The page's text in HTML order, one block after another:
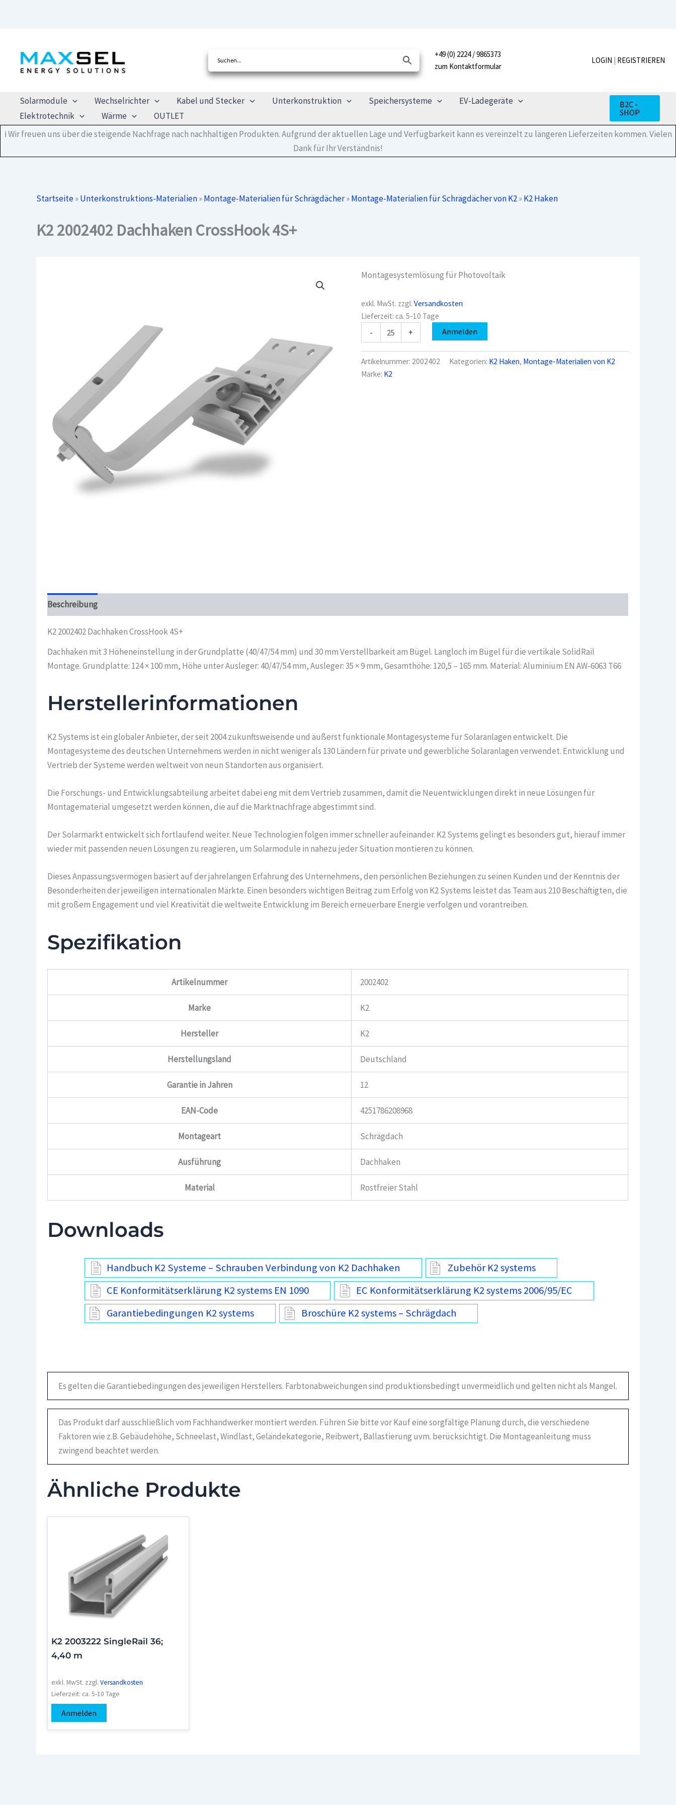
Inhalt
springen
+49 (0) 2224 / 9865373
zum Kontaktformular
LOGIN | REGISTRIEREN
Solarmodule Wechselrichter Kabel und Stecker Unterkonstruktion Speichersysteme
EV-Ladegeräte
Elektrotechnik
Wärme OUTLET
B2C -
SHOP
ℹ️ Wir freuen uns über die steigende Nachfrage nach nachhaltigen Produkten. Aufgrund der aktuellen Lage und Verfügbarkeit kann es vereinzelt zu längeren Lieferzeiten kommen. Vielen
Dank für Ihr Verständnis!
Startseite»Unterkonstruktions-Materialien»Montage-Materialien für Schrägdächer»Montage-Materialien für Schrägdächer von K2»K2 Haken
K2 2002402 Dachhaken CrossHook 4S+
Montagesystemlösung für Photovoltaik
exkl. MwSt. zzgl.Versandkosten
Lieferzeit:ca. 5-10 Tage
-
2002402
CrossHook
4S+
Menge
+ Anmelden
Artikelnummer: 2002402 Kategorien: K2 Haken, Montage-Materialien von K2
Marke: K2
Beschreibung
K2 2002402 Dachhaken CrossHook 4S+
Dachhaken mit 3 Höheneinstellung in der Grundplatte (40/47/54 mm) und 30 mm Verstellbarkeit am Bügel. Langloch im Bügel für die vertikale SolidRail
Montage. Grundplatte: 124 × 100 mm, Höhe unter Ausleger: 40/47/54 mm, Ausleger: 35 × 9 mm, Gesamthöhe: 120,5 – 165 mm. Material: Aluminium EN AW-6063 T66
Herstellerinformationen
K2 Systems ist ein globaler Anbieter, der seit 2004 zukunftsweisende und äußerst funktionale Montagesysteme für Solaranlagen entwickelt. Die
Montagesysteme des deutschen Unternehmens werden in nicht weniger als 130 Ländern für private und gewerbliche Solaranlagen verwendet. Entwicklung und
Vertrieb der Systeme werden weltweit von neun Standorten aus organisiert.
Die Forschungs- und Entwicklungsabteilung arbeitet dabei eng mit dem Vertrieb zusammen, damit die Neuentwicklungen direkt in neue Lösungen für
Montagematerial umgesetzt werden können, die auf die Marktnachfrage abgestimmt sind.
Der Solarmarkt entwickelt sich fortlaufend weiter. Neue Technologien folgen immer schneller aufeinander. K2 Systems gelingt es besonders gut, hierauf immer
wieder mit passenden neuen Lösungen zu reagieren, um Solarmodule in nahezu jeder Situation montieren zu können.
Dieses Anpassungsvermögen basiert auf der jahrelangen Erfahrung des Unternehmens, den persönlichen Beziehungen zu seinen Kunden und der Kenntnis der
Besonderheiten der jeweiligen internationalen Märkte. Einen besonders wichtigen Beitrag zum Erfolg von K2 Systems leistet das Team aus 210 Beschäftigten, die
mit großem Engagement und viel Kreativität die weltweite Entwicklung im Bereich erneuerbare Energie verfolgen und vorantreiben.
Spezifikation
Artikelnummer 2002402
Marke K2
Hersteller K2
Herstellungsland Deutschland
Garantie in Jahren 12
EAN-Code 4251786208968
Montageart Schrägdach
Ausführung Dachhaken
Material Rostfreier Stahl
Downloads
Handbuch K2 Systeme – Schrauben Verbindung von K2 Dachhaken
Zubehör K2 systems
CE Konformitätserklärung K2 systems EN 1090
EC Konformitätserklärung K2 systems 2006/95/EC
Garantiebedingungen K2 systems
Broschüre K2 systems – Schrägdach
Es gelten die Garantiebedingungen des jeweiligen Herstellers. Farbtonabweichungen sind produktionsbedingt unvermeidlich und gelten nicht als Mangel.
Das Produkt darf ausschließlich vom Fachhandwerker montiert werden. Führen Sie bitte vor Kauf eine sorgfältige Planung durch, die verschiedene
Faktoren wie z.B. Gebäudehöhe, Schneelast, Windlast, Geländekategorie, Reibwert, Ballastierung uvm. berücksichtigt. Die Montageanleitung muss
zwingend beachtet werden.
Ähnliche Produkte
K2 2003222 SingleRail 36;
4,40 m
exkl. MwSt. zzgl.Versandkosten
Lieferzeit: ca. 5-10 Tage
Anmelden